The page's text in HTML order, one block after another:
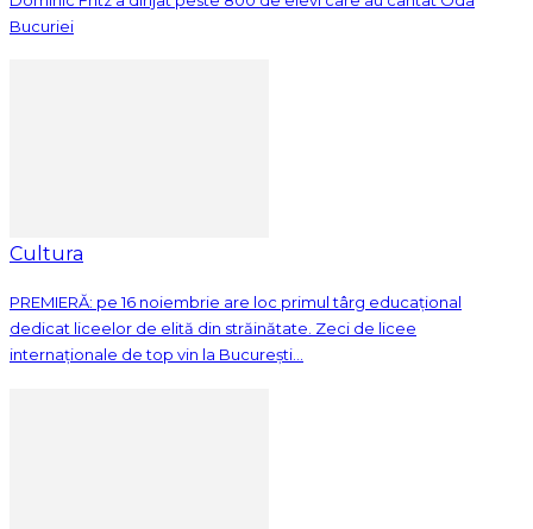
Bucuriei
Cultura
PREMIERĂ: pe 16 noiembrie are loc primul târg educațional
dedicat liceelor de elită din străinătate. Zeci de licee
internaționale de top vin la București...